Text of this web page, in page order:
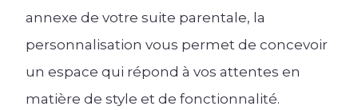
Les univers Raison Home
Découvrez l'univers de l'aménagement
d'intérieur
Créer mon Salon 3D
Les univers Raison Home
d'intérieur
annexe de votre suite parentale, la
personnalisation vous permet de concevoir
un espace qui répond à vos attentes en
matière de style et de fonctionnalité.